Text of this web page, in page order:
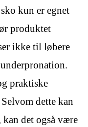
kun er egnet
produktet
ikke til løbere
praktiske
dette kan
det også være